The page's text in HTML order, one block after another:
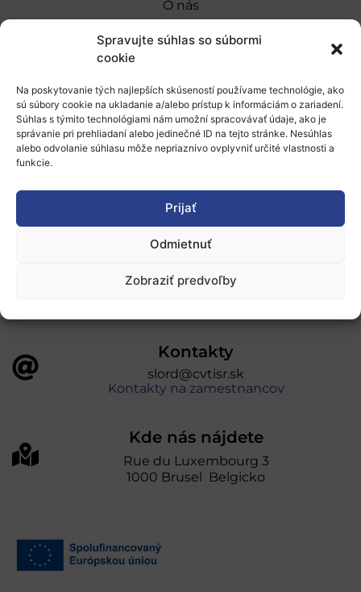
Spravujte súhlas so súbormi
cookie
Na poskytovanie tých najlepších skúseností používame technológie, ako
sú súbory cookie na ukladanie a/alebo prístup k informáciám o zariadení.
Súhlas s týmito technológiami nám umožní spracovávať údaje, ako je
správanie pri prehliadaní alebo jedinečné ID na tejto stránke. Nesúhlas
alebo odvolanie súhlasu môže nepriaznivo ovplyvniť určité vlastnosti a
funkcie.
Prijať
Odmietnuť
Zobraziť predvoľby
O nás
Naše služby
Financovanie a podpora
Stáže a pobyty
Novinky
„Projekt SK4ERA II je spolufinancovaný Európskou
prevádzkuje Centrum vedecko-technických
informácií SR“
Kontakty
slord@cvtisr.sk
Kontakty na zamestnancov
Kde nás nájdete
Rue du Luxembourg 3
1000 Brusel Belgicko